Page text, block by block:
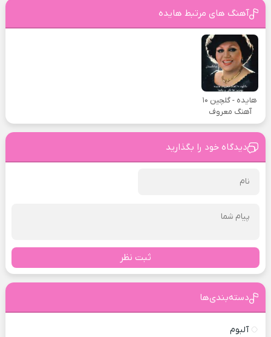
آهنگ های مرتبط هایده
هایده - گلچین ۱۰
آهنگ معروف
دیدگاه خود را بگذارید
ثبت نظر
دسته‌بندی‌ها
آلبوم